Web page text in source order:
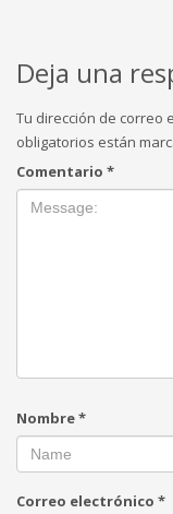
Deja una
Tu dirección de correo
obligatorios están
Comentario *
Nombre*
Correo electrónico *